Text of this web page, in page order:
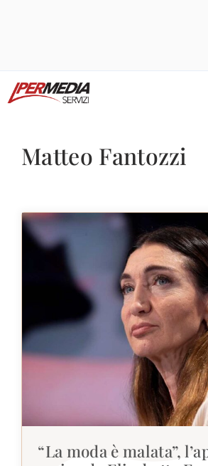
al
Matteo Fantozzi
“La moda è malata”,